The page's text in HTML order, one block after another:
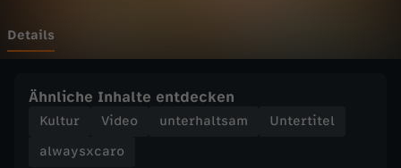
K
N
Details
Ähnliche Inhalte entdecken
Kultur Video unterhaltsam
Untertitel
alwaysxcaro